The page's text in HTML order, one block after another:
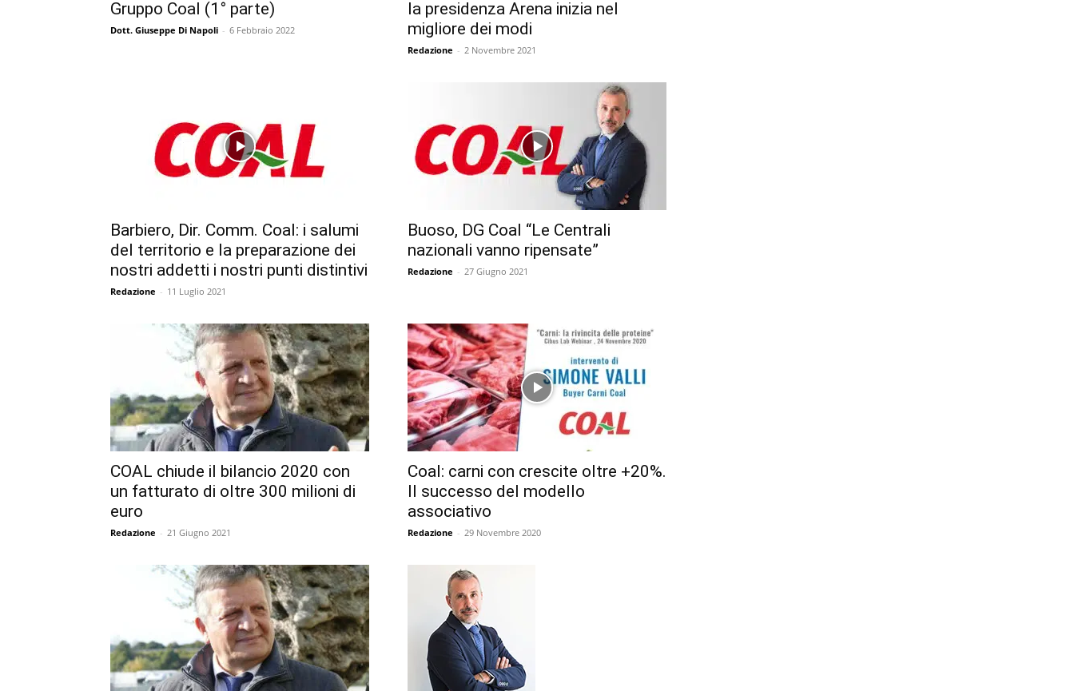
Gruppo Coal (1° parte)
Dott. Giuseppe Di Napoli - 6 Febbraio 2022
la presidenza Arena inizia nel
migliore dei modi
Redazione - 2 Novembre 2021
Barbiero, Dir. Comm. Coal: i salumi
del territorio e la preparazione dei
nostri addetti i nostri punti distintivi
Redazione - 11 Luglio 2021
Buoso, DG Coal “Le Centrali
nazionali vanno ripensate”
Redazione - 27 Giugno 2021
COAL chiude il bilancio 2020 con
un fatturato di oltre 300 milioni di
euro
Redazione - 21 Giugno 2021
Coal: carni con crescite oltre +20%.
Il successo del modello
associativo
Redazione - 29 Novembre 2020